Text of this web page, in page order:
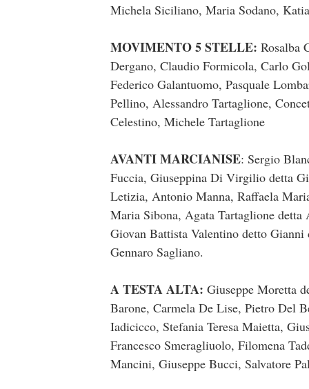
Michela Siciliano, Maria Sodano,
MOVIMENTO 5 STELLE: Rosalba
Dergano, Claudio Formicola, Carlo
Federico Galantuomo, Pasquale
Pellino, Alessandro Tartaglione,
Celestino, Michele Tartaglione
AVANTI MARCIANISE: Sergio
Fuccia, Giuseppina Di Virgilio detta
Letizia, Antonio Manna, Raffaela
Maria Sibona, Agata Tartaglione detta
Giovan Battista Valentino detto
Gennaro Sagliano.
A TESTA ALTA: Giuseppe Moretta
Barone, Carmela De Lise, Pietro Del
Iadicicco, Stefania Teresa Maietta,
Francesco Smeragliuolo, Filomena
Mancini, Giuseppe Bucci, Salvatore